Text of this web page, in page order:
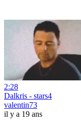
2:28
Dalkris - stars4
valentin73
il y a 19 ans